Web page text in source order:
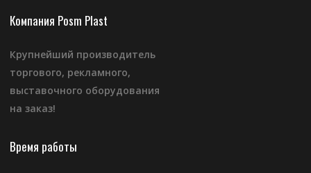
Компания Posm Plast
Крупнейший производитель
торгового, рекламного,
выставочного оборудования
на заказ!
Время работы